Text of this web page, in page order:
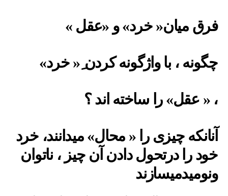
فرق میان« خرد» و «عقل »
چگونه ، با واژگونه کردن ِ« خرد»
، « عقل» را ساخته اند ؟
آنانکه چیزی را « محال» میدانند، خرد
خود را درتحول دادن آن چیز ، ناتوان
ونومیدمیسازند